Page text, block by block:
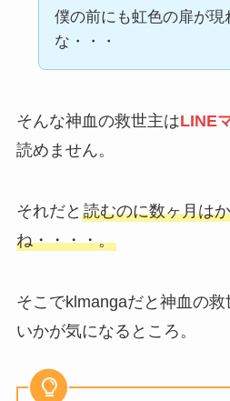
僕の前にも虹色の扉が現
な・・・
そんな神血の救世主はLINE
読めません。
それだと 読むのに数ヶ月は
ね・・・・。
そこでklmangaだと神血の
いかが気になるところ。